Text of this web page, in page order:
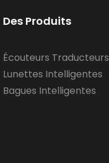
Des Produits
Écouteurs Traducteurs
Lunettes Intelligentes
Bagues Intelligentes